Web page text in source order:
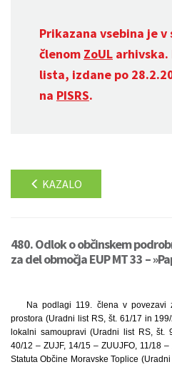
Prikazana vsebina je v
členom ZoUL arhivska.
lista, izdane po
na PISRS.
KAZALO
480. Odlok o občinskem
za del območja EUP MT 33 –
Na podlagi 119. člena v
prostora (Uradni list RS, št. 61/17 in
lokalni samoupravi (Uradni list RS, št.
40/12 – ZUJF, 14/15 – ZUUJFO, 11/18
Statuta Občine Moravske Toplice